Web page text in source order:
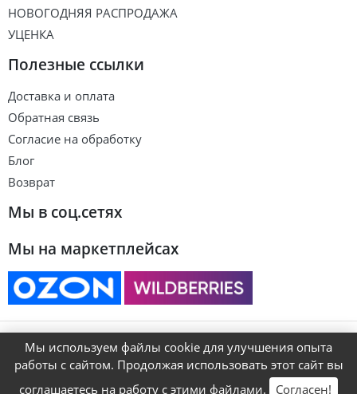
НОВОГОДНЯЯ РАСПРОДАЖА
УЦЕНКА
Полезные ссылки
Доставка и оплата
Обратная связь
Согласие на обработку
Блог
Возврат
Мы в соц.сетях
Мы на маркетплейсах
© ART&KIDS
Мы используем файлы cookie для улучшения опыта
работы с сайтом. Продолжая использовать этот сайт вы
соглашаетесь на работу с этими файлами.
Согласен!